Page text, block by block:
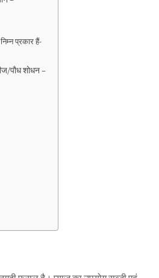
प्रकार हैं-
पौध शोधन –